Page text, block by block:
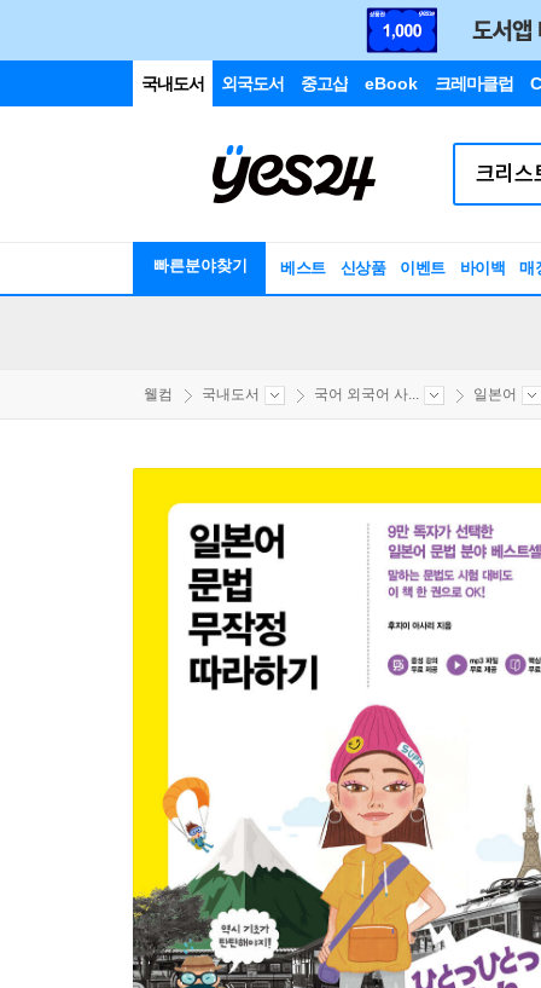
국내도서 외국도서 중고샵 eBook 크레마클럽
빠른분야찾기 베스트 신상품 이벤트 바이백 매
웰컴 국내도서 국어 외국어 사... 일본어